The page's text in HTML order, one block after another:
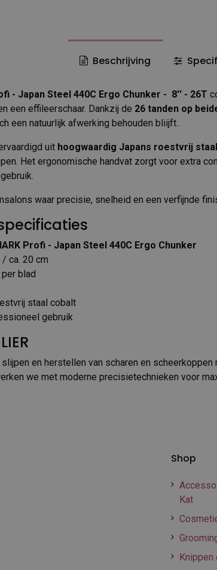
Beschrijving
- Japan Steel 440C Ergo Chunker - 8'' - 26T
een effileerschaar. Dankzij de 26 tanden op
een natuurlijk afwerking behouden bliijft..
uit hoogwaardig Japans roestvrij staal
Het ergonomische handvat zorgt voor extra
waar precisie, snelheid en een verfijnde
Profi - Japan Steel 440C Ergo Chunker
/ ca. 20 cm
blad
staal cobalt
gebruik
en herstellen van scharen en scheerkoppen
we met moderne precisietechnieken voor
Shop
Kat
Knippen